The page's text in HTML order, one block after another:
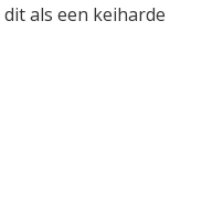
als een keiharde